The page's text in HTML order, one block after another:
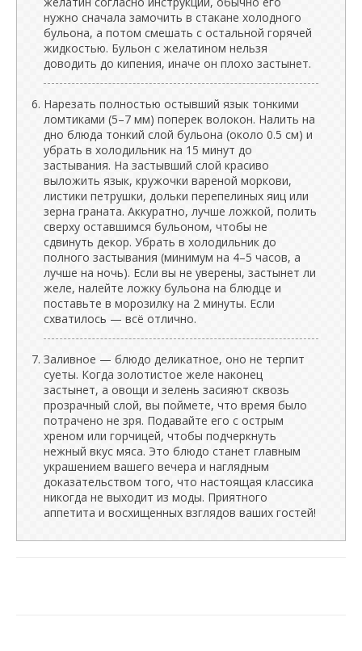
нужно сначала замочить в стакане холодного
бульона, а потом смешать с остальной горячей
жидкостью. Бульон с желатином нельзя
доводить до кипения, иначе он плохо застынет.
Нарезать полностью остывший язык тонкими
ломтиками (5–7 мм) поперек волокон. Налить на
дно блюда тонкий слой бульона (около 0.5 см) и
убрать в холодильник на 15 минут до
застывания. На застывший слой красиво
выложить язык, кружочки вареной моркови,
листики петрушки, дольки перепелиных яиц или
зерна граната. Аккуратно, лучше ложкой, полить
сверху оставшимся бульоном, чтобы не
сдвинуть декор. Убрать в холодильник до
полного застывания (минимум на 4–5 часов, а
лучше на ночь). Если вы не уверены, застынет ли
желе, налейте ложку бульона на блюдце и
поставьте в морозилку на 2 минуты. Если
схватилось — всё отлично.
Заливное — блюдо деликатное, оно не терпит
суеты. Когда золотистое желе наконец
застынет, а овощи и зелень засияют сквозь
прозрачный слой, вы поймете, что время было
потрачено не зря. Подавайте его с острым
хреном или горчицей, чтобы подчеркнуть
нежный вкус мяса. Это блюдо станет главным
украшением вашего вечера и наглядным
доказательством того, что настоящая классика
никогда не выходит из моды. Приятного
аппетита и восхищенных взглядов ваших гостей!